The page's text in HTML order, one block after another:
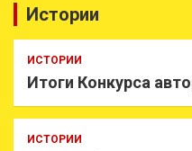
Истории
ИСТОРИИ
Итоги Конкурса
ИСТОРИИ